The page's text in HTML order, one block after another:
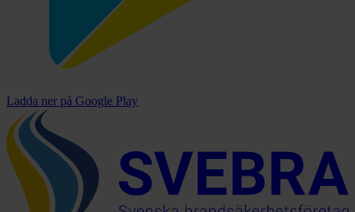
Ladda ner på Google Play